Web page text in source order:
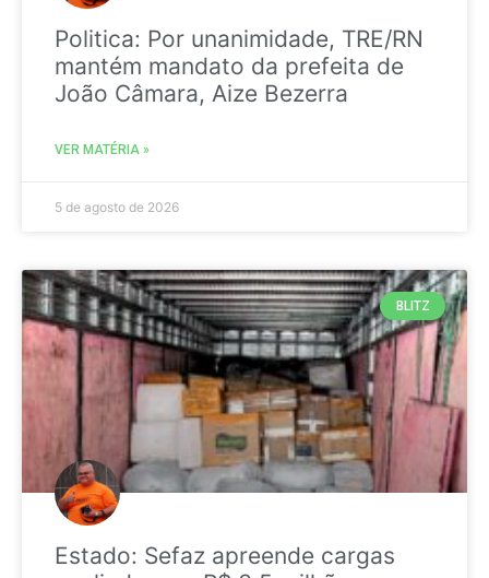
Politica: Por unanimidade, TRE/RN
mantém mandato da prefeita de
João Câmara, Aize Bezerra
VER MATÉRIA »
5 de agosto de 2026
BLITZ
Estado: Sefaz apreende cargas